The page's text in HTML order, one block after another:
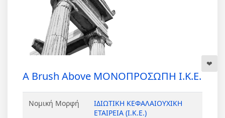
A Brush Above ΜΟΝΟΠΡΟΣΩΠΗ Ι.Κ.Ε.
Νομική Μορφή
ΙΔΙΩΤΙΚΗ ΚΕΦΑΛΑΙΟΥΧΙΚΗ
ΕΤΑΙΡΕΙΑ (Ι.Κ.Ε.)